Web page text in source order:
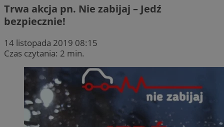
Trwa akcja pn. Nie zabijaj – Jedź
bezpiecznie!
14 listopada 2019 08:15
Czas czytania: 2 min.